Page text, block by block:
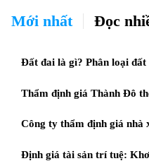
Mới nhất Đọc
Đất đai là gì? Phân loại đất
Thẩm định giá Thành Đô
Công ty thẩm định giá nhà
Định giá tài sản trí tuệ: